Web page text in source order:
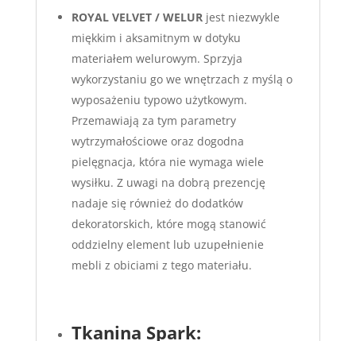
ROYAL VELVET / WELURjest niezwykle
miękkim i aksamitnym w dotyku
materiałem welurowym. Sprzyja
wykorzystaniu go we wnętrzach z myślą o
wyposażeniu typowo użytkowym.
Przemawiają za tym parametry
wytrzymałościowe oraz dogodna
pielęgnacja, która nie wymaga wiele
wysiłku. Z uwagi na dobrą prezencję
nadaje się również do dodatków
dekoratorskich, które mogą stanowić
oddzielny element lub uzupełnienie
mebli z obiciami z tego materiału.
Tkanina Spark: